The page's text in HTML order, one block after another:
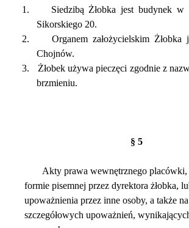
1.
Siedzibą Żłobka jest budynek
Sikorskiego 20.
2.
Organem założycielskim
Chojnów.
3.
Żłobek używa pieczęci zgodnie z
brzmieniu.
§ 5
Akty prawa wewnętrznego placówki,
formie pisemnej przez dyrektora żłobka,
upoważnienia przez inne osoby, a także
szczegółowych upoważnień,